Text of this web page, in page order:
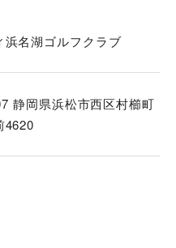
浜名湖ゴルフクラブ
静岡県浜松市西区村櫛町
4620